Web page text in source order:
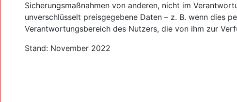
Sicherungsmaßnahmen von anderen, nicht im
unverschlüsselt preisgegebene Daten – z. B. wenn dies
Verantwortungsbereich des Nutzers, die von ihm zur
Stand: November 2022